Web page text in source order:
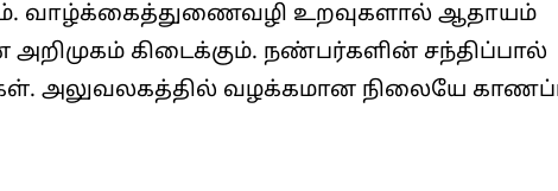
வாழ்க்கைத்துணைவழி உறவுகளால் ஆதாயம்
அறிமுகம் கிடைக்கும். நண்பர்களின் சந்திப்பால்
அலுவலகத்தில் வழக்கமான நிலையே